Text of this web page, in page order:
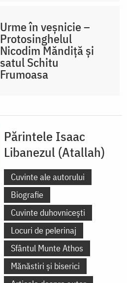
Urme în veșnicie –
Protosinghelul
Nicodim Măndiță și
satul Schitu
Frumoasa
Părintele Isaac
Libanezul (Atallah)
Cuvinte ale autorului
Biografie
Cuvinte duhovnicești
Locuri de pelerinaj
Sfântul Munte Athos
Mănăstiri și biserici